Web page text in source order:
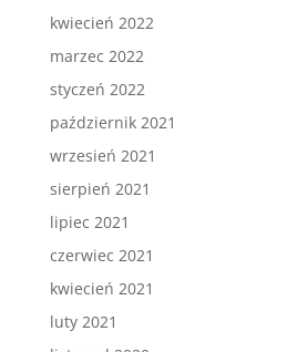
kwiecień 2022
marzec 2022
styczeń 2022
październik 2021
wrzesień 2021
sierpień 2021
lipiec 2021
czerwiec 2021
kwiecień 2021
luty 2021